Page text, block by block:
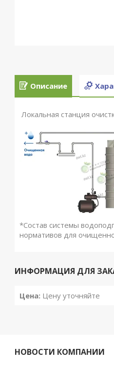
Описание
Локальная станция
*Состав системы
нормативов для
ИНФОРМАЦИЯ ДЛЯ
Цена: Цену уточняйте
НОВОСТИ КОМПАНИИ